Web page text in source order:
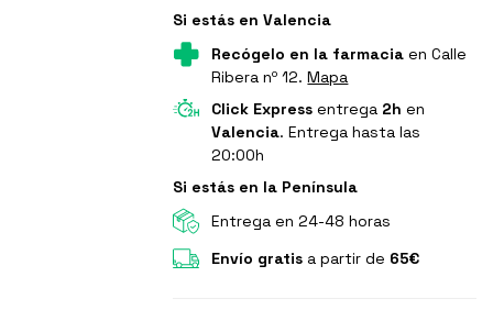
Si estás en Valencia
Recógelo en la farmacia en Calle
Ribera nº 12.Mapa
Click Express entrega 2h en
Valencia. Entrega hasta las
20:00h
Si estás en la Península
Entrega en 24-48 horas
Envío gratis a partir de 65€